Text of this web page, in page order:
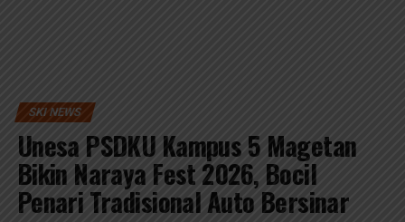
SKI NEWS
Unesa PSDKU Kampus 5 Magetan
Bikin Naraya Fest 2026, Bocil
Penari Tradisional Auto Bersinar